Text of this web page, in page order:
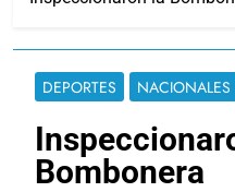
DEPORTES NACIONALES
Bombonera